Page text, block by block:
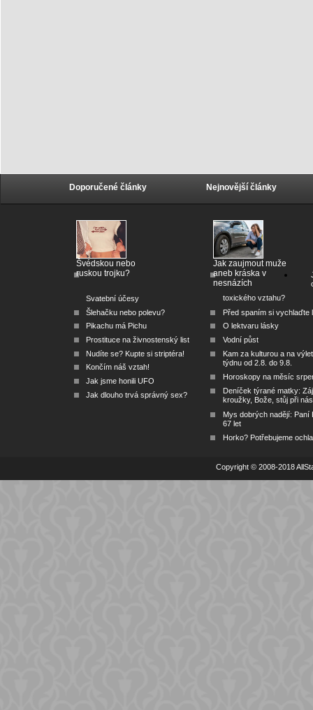
Doporučené články
Švédskou nebo
ruskou trojku?
Svatební účesy
Šlehačku nebo polevu?
Pikachu má Pichu
Prostituce na živnostenský list
Nudíte se? Kupte si striptéra!
Končím náš vztah!
Jak jsme honili UFO
Jak dlouho trvá správný sex?
Nejnovější články
Jak zaujmout muže
aneb kráska v
nesnázích
toxického vztahu?
Před spaním si vychlaďte
O lektvaru lásky
Vodní půst
Kam za kulturou a na
týdnu od 2.8. do 9.8.
Horoskopy na měsíc
Deníček týrané matky:
kroužky, Bože, stůj při nás
Mys dobrých nadějí: Paní
67 let
Horko? Potřebujeme
Copyright © 2008-2018